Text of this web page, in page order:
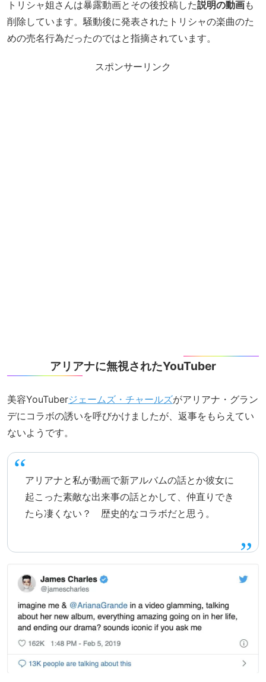
トリシャ姐さんは暴露動画とその後投稿した説明の動画も
削除しています。騒動後に発表されたトリシャの楽曲のた
めの売名行為だったのではと指摘されています。
スポンサーリンク
アリアナに無視されたYouTuber
美容YouTuberジェームズ・チャールズがアリアナ・グラン
デにコラボの誘いを呼びかけましたが、返事をもらえてい
ないようです。
アリアナと私が動画で新アルバムの話とか彼女に
起こった素敵な出来事の話とかして、仲直りでき
たら凄くない？ 歴史的なコラボだと思う。